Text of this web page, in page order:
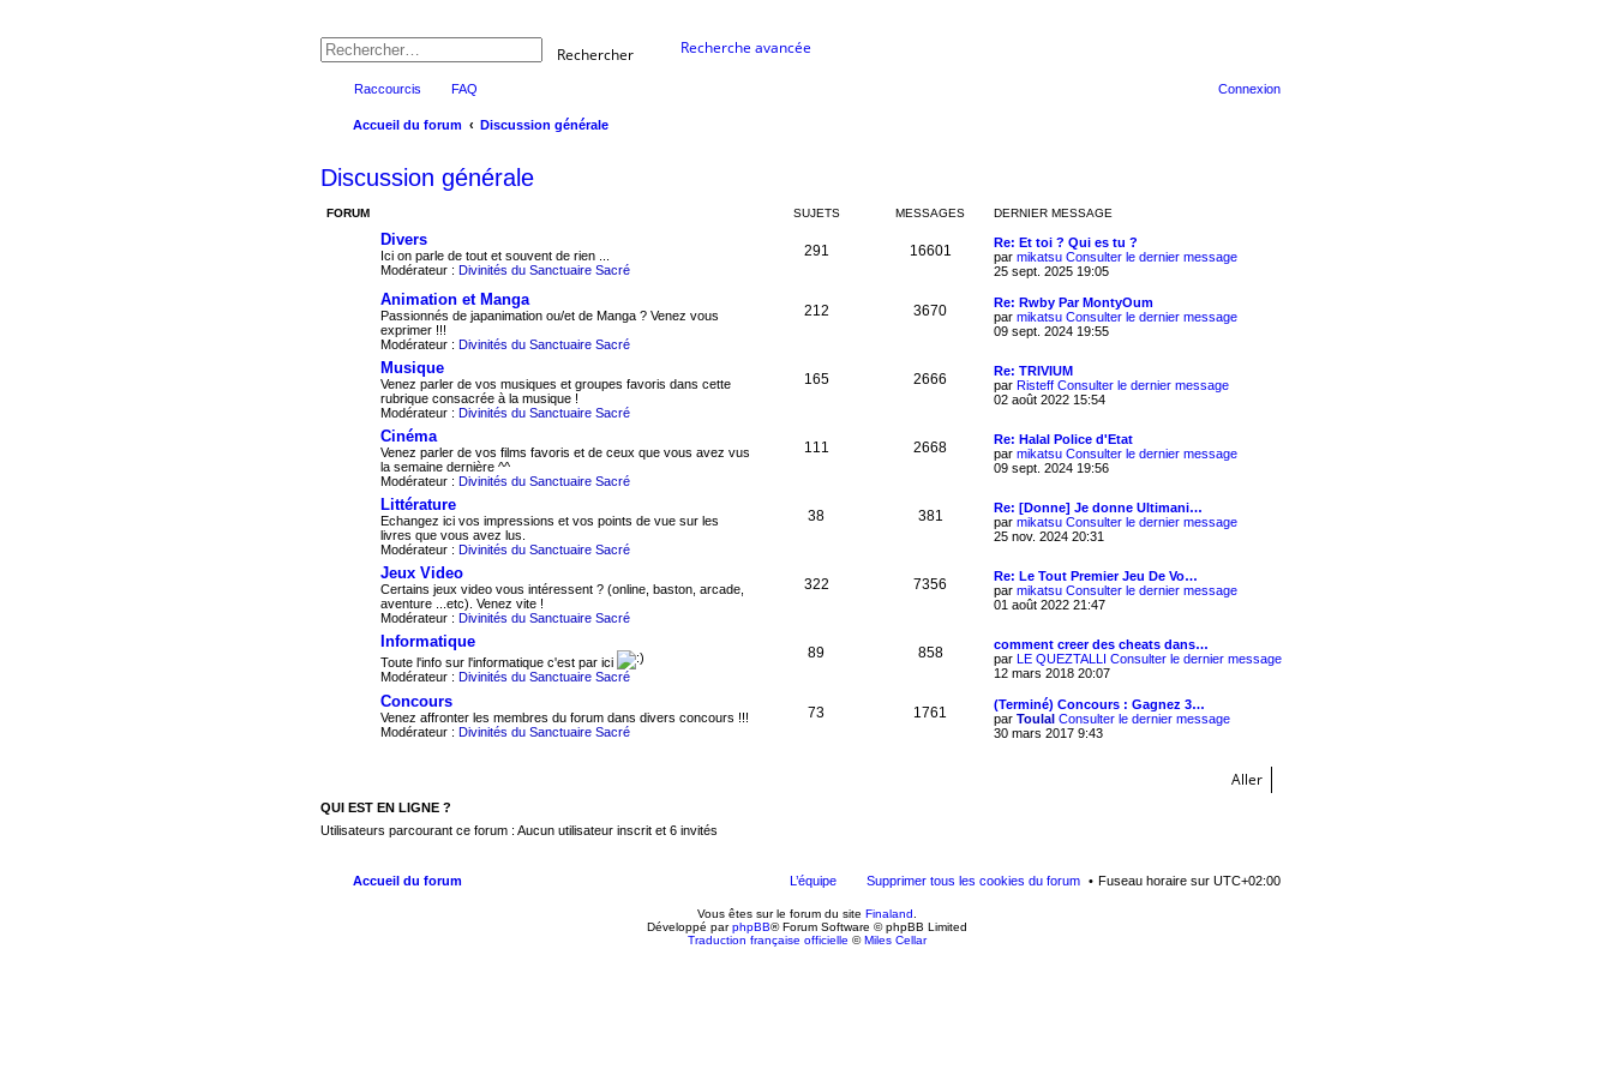
Rechercher Recherche avancée
Raccourcis FAQ Connexion
Accueil du forum Discussion générale
Discussion générale
FORUM SUJETS MESSAGES DERNIER MESSAGE
Divers
Ici on parle de tout et souvent de rien ...
Modérateur : Divinités du Sanctuaire Sacré
291 16601
Re: Et toi ? Qui es tu ?
par mikatsu Consulter le dernier message
25 sept. 2025 19:05
Animation et Manga
Passionnés de japanimation ou/et de Manga ? Venez vous
exprimer !!!
Modérateur : Divinités du Sanctuaire Sacré
212 3670
Re: Rwby Par MontyOum
par mikatsu Consulter le dernier message
09 sept. 2024 19:55
Musique
Venez parler de vos musiques et groupes favoris dans cette
rubrique consacrée à la musique !
Modérateur : Divinités du Sanctuaire Sacré
165 2666
Re: TRIVIUM
par Risteff Consulter le dernier message
02 août 2022 15:54
Cinéma
Venez parler de vos films favoris et de ceux que vous avez vus
la semaine dernière ^^
Modérateur : Divinités du Sanctuaire Sacré
111 2668
Re: Halal Police d'Etat
par mikatsu Consulter le dernier message
09 sept. 2024 19:56
Littérature
Echangez ici vos impressions et vos points de vue sur les
livres que vous avez lus.
Modérateur : Divinités du Sanctuaire Sacré
38 381
Re: [Donne] Je donne Ultimani…
par mikatsu Consulter le dernier message
25 nov. 2024 20:31
Jeux Video
Certains jeux video vous intéressent ? (online, baston, arcade,
aventure ...etc). Venez vite !
Modérateur : Divinités du Sanctuaire Sacré
322 7356
Re: Le Tout Premier Jeu De Vo…
par mikatsu Consulter le dernier message
01 août 2022 21:47
Informatique
Toute l'info sur l'informatique c'est par ici
Modérateur : Divinités du Sanctuaire Sacré
89 858
comment creer des cheats dans…
par LE QUEZTALLI Consulter le dernier message
12 mars 2018 20:07
Concours
Venez affronter les membres du forum dans divers concours !!!
Modérateur : Divinités du Sanctuaire Sacré
73 1761
(Terminé) Concours : Gagnez 3…
par Toulal Consulter le dernier message
30 mars 2017 9:43
Aller
QUI EST EN LIGNE ?
Utilisateurs parcourant ce forum : Aucun utilisateur inscrit et 6 invités
Accueil du forum Fuseau horaire sur UTC+02:00
Supprimer tous les cookies du forum
L’équipe
Vous êtes sur le forum du site Finaland
Développé parphpBB® Forum Software © phpBB Limited
Traduction française officielle ©Miles Cellar